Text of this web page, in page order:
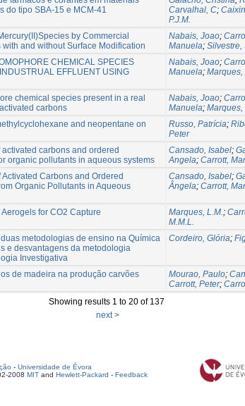
do tipo SBA-15 e MCM-41
Carvalhal, C;
P.J.M.
by Commercial
and without Surface Modification
Nabais, Joao;
Manuela; Silvestre,
CHEMICAL SPECIES
EFFLUENT USING
Nabais, Joao;
Manuela;
chemical species present in a real
carbons
Nabais, Joao;
Manuela;
and neopentane on
Russo, Patrícia;
Peter
carbons and ordered
organic pollutants in aqueous systems
Cansado, Isabel;
Angela; Carrott,
Carbons and Ordered
Organic Pollutants in Aqueous
Cansado, Isabel;
Ângela; Carrott,
for CO2 Capture Marques, L.M.;
M.M.L.
metodologias de ensino na Química
e desvantagens da metodologia
Investigativa
Cordeiro, Glória;
de madeira na produção carvões
Mourao, Paulo;
Carrott, Peter;
Showing results 1 to 20 of 137
next >
- Universidade de Évora
2008 MIT and Hewlett-Packard - Feedback